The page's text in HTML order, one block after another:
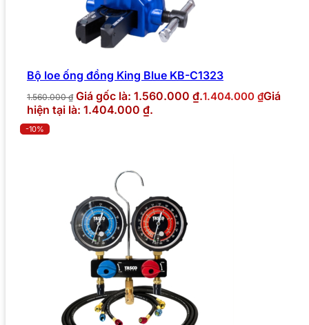
Bộ loe ống đồng King Blue KB-C1323
1.560.000₫ Giá gốc là: 1.560.000 ₫.1.404.000 ₫Giá
hiện tại là: 1.404.000 ₫.
-10%